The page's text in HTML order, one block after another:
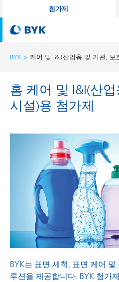
첨가제
BYK 케어 및 I&I(산업용 및 기관, 보
홈 케어 및 I&I(산
시설)용 첨가제
BYK는 표면 세척, 표면 케어
루션을 제공합니다. BYK 첨가